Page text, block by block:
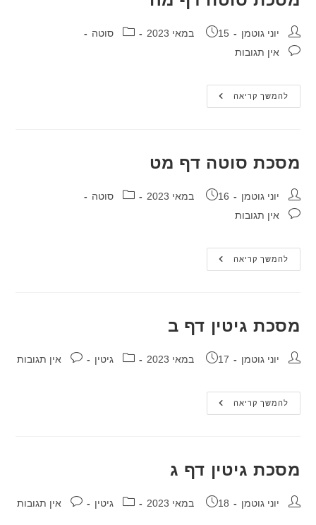
מחבר:יוני גוטמן פורסם:
15 במאי 2023 קטגוריה:
סוטה
תגובות:אין תגובות
להמשך קריאהמסכת
סוטה
מסכת סוטה דף מט
מחבר:יוני גוטמן פורסם:
16 במאי 2023 קטגוריה:
סוטה
תגובות:אין תגובות
להמשך קריאהמסכת
סוטה
מסכת גיטין דף ב
מחבר:יוני גוטמן פורסם:
17 במאי 2023 קטגוריה:
גיטין תגובות:אין תגובות
להמשך קריאהמסכת
גיטין
מסכת גיטין דף ג
מחבר:יוני גוטמן פורסם:
18 במאי 2023 קטגוריה:
גיטין תגובות:אין תגובות